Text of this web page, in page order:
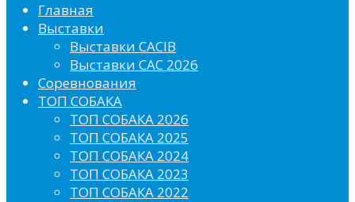
Главная
Выставки
Выставки CACIB
Выставки САС 2026
Соревнования
ТОП СОБАКА
ТОП СОБАКА 2026
ТОП СОБАКА 2025
ТОП СОБАКА 2024
ТОП СОБАКА 2023
ТОП СОБАКА 2022